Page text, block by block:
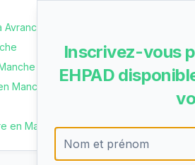
Avranches
Manche
en Manche
Inscrivez-vous
EHPAD